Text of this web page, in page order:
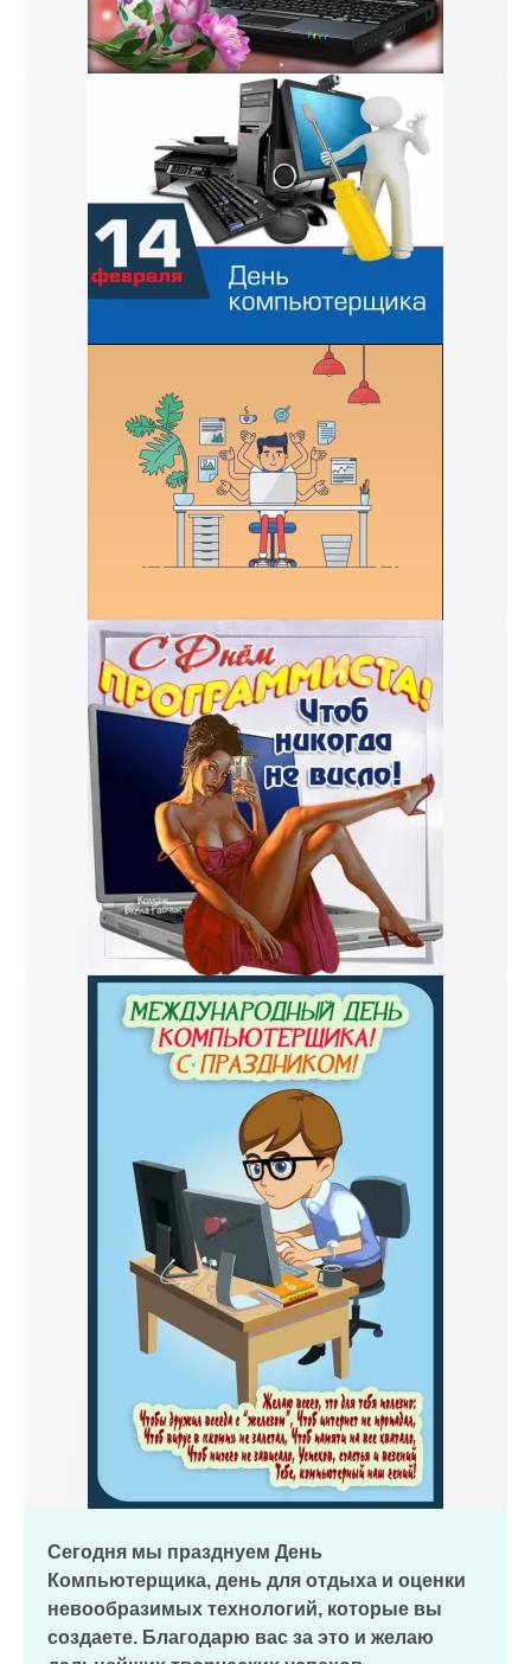
Сегодня мы празднуем День
Компьютерщика, день для отдыха и оценки
невообразимых технологий, которые вы
создаете. Благодарю вас за это и желаю